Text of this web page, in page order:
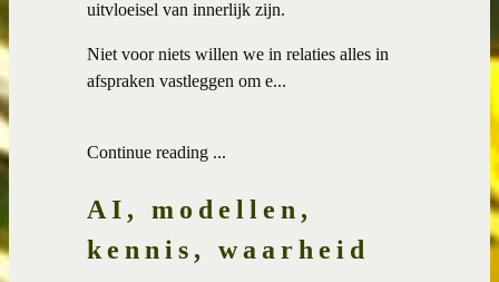
uitvloeisel van innerlijk zijn.
Niet voor niets willen we in relaties alles in
afspraken vastleggen om e...
Continue reading ...
AI, modellen,
kennis, waarheid